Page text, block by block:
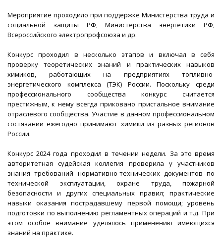
Мероприятие проходило при поддержке Министерства труда и
социальной защиты РФ, Министерства энергетики РФ,
Всероссийского электропрофсоюза и др.
Конкурс проходил в несколько этапов и включал в себя
проверку теоретических знаний и практических навыков
химиков, работающих на предприятиях топливно-
энергетического комплекса (ТЭК) России. Поскольку среди
профессионального сообщества конкурс считается
престижным, к нему всегда приковано пристальное внимание
отраслевого сообщества. Участие в данном профессиональном
состязании ежегодно принимают химики из разных регионов
России.
Конкурс 2024 года проходил в течении недели. За это время
авторитетная судейская коллегия проверила у участников
знания требований нормативно-технических документов по
технической эксплуатации, охране труда, пожарной
безопасности и других специальных правил; практические
навыки оказания пострадавшему первой помощи; уровень
подготовки по выполнению регламентных операций и т.д. При
этом особое внимание уделялось применению имеющихся
знаний на практике.